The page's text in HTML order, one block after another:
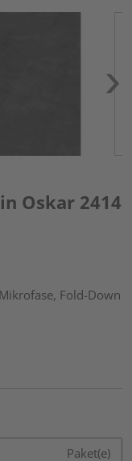
Oskar 2414
Fold-Down
Paket(e)